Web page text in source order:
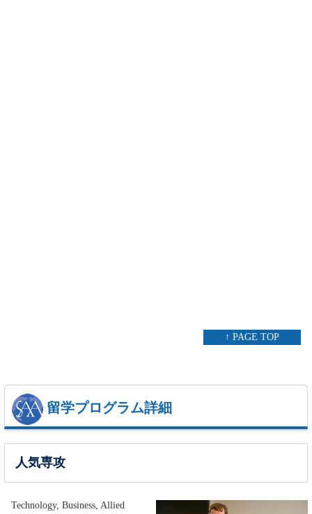
↑ PAGE TOP
留学プログラム詳細
人気専攻
Technology, Business, Allied